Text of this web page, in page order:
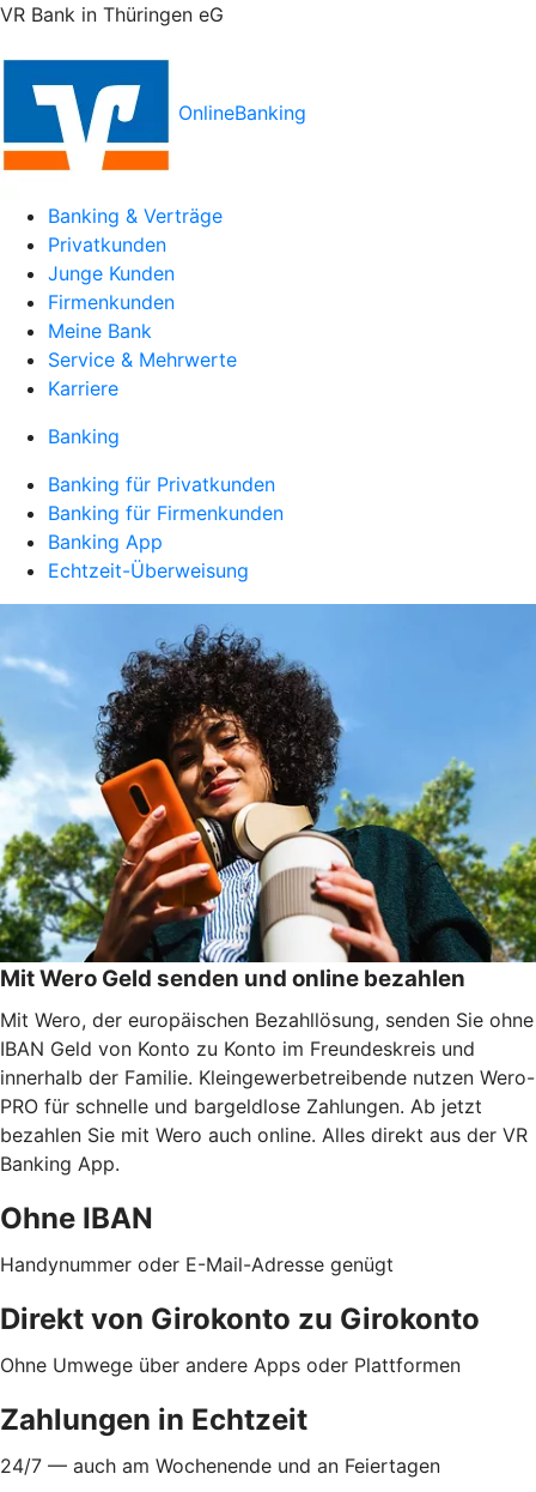
VR Bank in Thüringen eG
OnlineBanking
Banking & Verträge
Privatkunden
Junge Kunden
Firmenkunden
Meine Bank
Service & Mehrwerte
Karriere
Banking
Banking für Privatkunden
Banking für Firmenkunden
Banking App
Echtzeit-Überweisung
Mit Wero Geld senden und online bezahlen
Mit Wero, der europäischen Bezahllösung, senden Sie ohne
IBAN Geld von Konto zu Konto im Freundeskreis und
innerhalb der Familie. Kleingewerbetreibende nutzen Wero-
PRO für schnelle und bargeldlose Zahlungen. Ab jetzt
bezahlen Sie mit Wero auch online. Alles direkt aus der VR
Banking App.
Ohne IBAN
Handynummer oder E-Mail-Adresse genügt
Direkt von Girokonto zu Girokonto
Ohne Umwege über andere Apps oder Plattformen
Zahlungen in Echtzeit
24/7 — auch am Wochenende und an Feiertagen